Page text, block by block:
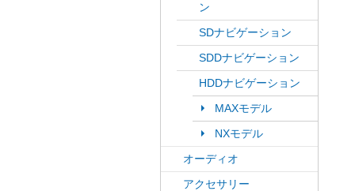
ン
SDナビゲーション
SDDナビゲーション
HDDナビゲーション
MAXモデル
NXモデル
オーディオ
アクセサリー